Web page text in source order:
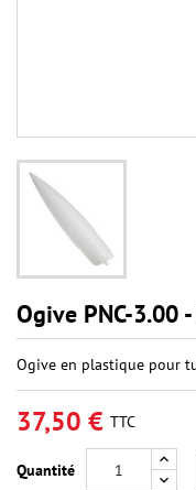
Ogive PNC-3.00
Ogive en plastique pour
37,50 € TTC
Quantité